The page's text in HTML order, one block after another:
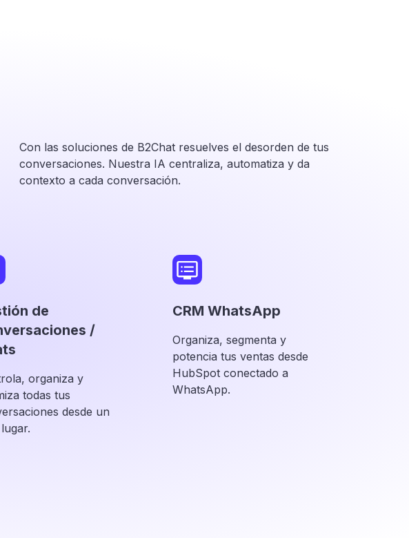
Con las soluciones de B2Chat resuelves el desorden de tus
conversaciones. Nuestra IA centraliza, automatiza y da
contexto a cada conversación.
de
/
organiza y
todas tus
desde un
CRM WhatsApp
Organiza, segmenta y
potencia tus ventas desde
HubSpot conectado a
WhatsApp.